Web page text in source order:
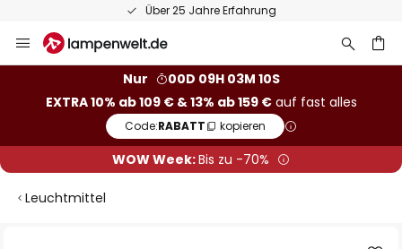
Über 25 Jahre Erfahrung
Inhalt
Nur
00D 09H 03M 10S
EXTRA 10% ab 109 € & 13% ab 159 €auf fast alles
Code:RABATT kopieren
WOW Week:Bis zu -70%
Leuchtmittel